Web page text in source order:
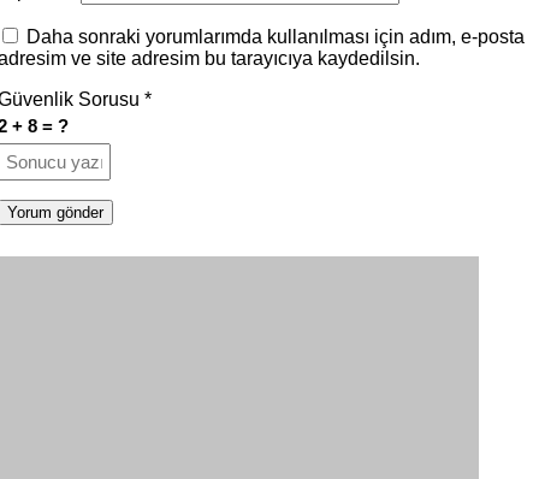
Daha sonraki yorumlarımda kullanılması için adım, e-posta
ve site adresim bu tarayıcıya kaydedilsin.
Sorusu *
+ 8 = ?